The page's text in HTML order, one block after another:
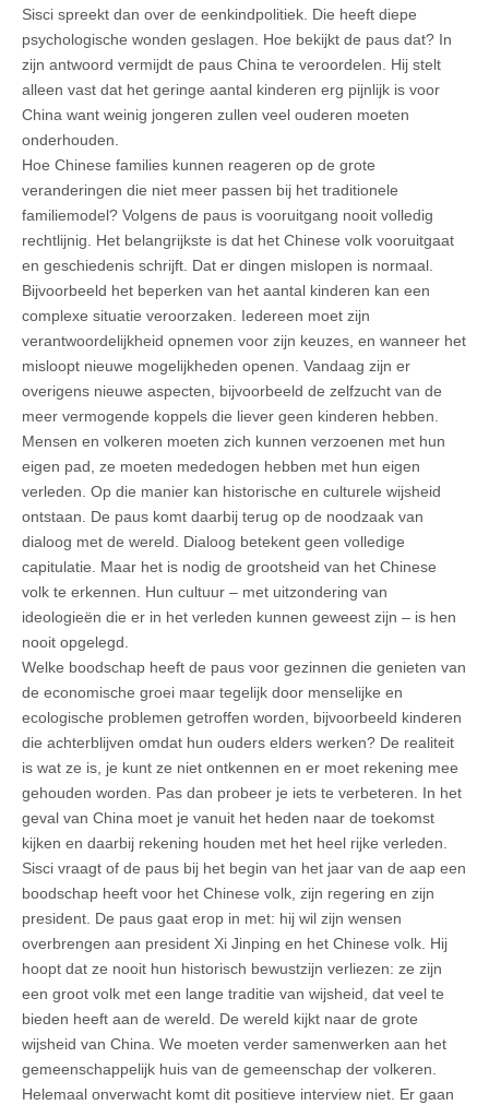
Sisci spreekt dan over de eenkindpolitiek. Die heeft diepe
psychologische wonden geslagen. Hoe bekijkt de paus dat? In
zijn antwoord vermijdt de paus China te veroordelen. Hij stelt
alleen vast dat het geringe aantal kinderen erg pijnlijk is voor
China want weinig jongeren zullen veel ouderen moeten
onderhouden.
Hoe Chinese families kunnen reageren op de grote
veranderingen die niet meer passen bij het traditionele
familiemodel? Volgens de paus is vooruitgang nooit volledig
rechtlijnig. Het belangrijkste is dat het Chinese volk vooruitgaat
en geschiedenis schrijft. Dat er dingen mislopen is normaal.
Bijvoorbeeld het beperken van het aantal kinderen kan een
complexe situatie veroorzaken. Iedereen moet zijn
verantwoordelijkheid opnemen voor zijn keuzes, en wanneer het
misloopt nieuwe mogelijkheden openen. Vandaag zijn er
overigens nieuwe aspecten, bijvoorbeeld de zelfzucht van de
meer vermogende koppels die liever geen kinderen hebben.
Mensen en volkeren moeten zich kunnen verzoenen met hun
eigen pad, ze moeten mededogen hebben met hun eigen
verleden. Op die manier kan historische en culturele wijsheid
ontstaan. De paus komt daarbij terug op de noodzaak van
dialoog met de wereld. Dialoog betekent geen volledige
capitulatie. Maar het is nodig de grootsheid van het Chinese
volk te erkennen. Hun cultuur – met uitzondering van
ideologieën die er in het verleden kunnen geweest zijn – is hen
nooit opgelegd.
Welke boodschap heeft de paus voor gezinnen die genieten van
de economische groei maar tegelijk door menselijke en
ecologische problemen getroffen worden, bijvoorbeeld kinderen
die achterblijven omdat hun ouders elders werken? De realiteit
is wat ze is, je kunt ze niet ontkennen en er moet rekening mee
gehouden worden. Pas dan probeer je iets te verbeteren. In het
geval van China moet je vanuit het heden naar de toekomst
kijken en daarbij rekening houden met het heel rijke verleden.
Sisci vraagt of de paus bij het begin van het jaar van de aap een
boodschap heeft voor het Chinese volk, zijn regering en zijn
president. De paus gaat erop in met: hij wil zijn wensen
overbrengen aan president Xi Jinping en het Chinese volk. Hij
hoopt dat ze nooit hun historisch bewustzijn verliezen: ze zijn
een groot volk met een lange traditie van wijsheid, dat veel te
bieden heeft aan de wereld. De wereld kijkt naar de grote
wijsheid van China. We moeten verder samenwerken aan het
gemeenschappelijk huis van de gemeenschap der volkeren.
Helemaal onverwacht komt dit positieve interview niet. Er gaan